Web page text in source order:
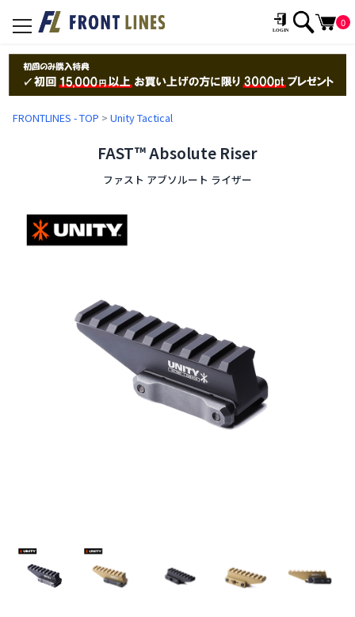
toggle
navigation
0
FRONTLINES - TOP > Unity Tactical
FAST™ Absolute Riser
ファスト アブソルート ライザー